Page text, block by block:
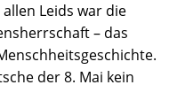
Leids war die
– das
der 8. Mai kein